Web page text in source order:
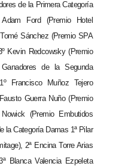
de la Primera Categoría
Ford (Premio Hotel
Sánchez (Premio SPA
Kevin Redcowsky (Premio
de la Segunda
Francisco Muñoz Tejero
Guerra Nuño (Premio
(Premio Embutidos
la Categoría Damas 1ª Pilar
2ª Encina Torre Arias
Blanca Valencia Ezpeleta